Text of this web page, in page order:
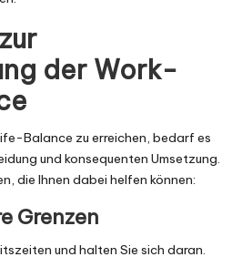
der Work-
Balance zu erreichen, bedarf es
und konsequenten Umsetzung.
die Ihnen dabei helfen können:
Grenzen
und halten Sie sich daran.